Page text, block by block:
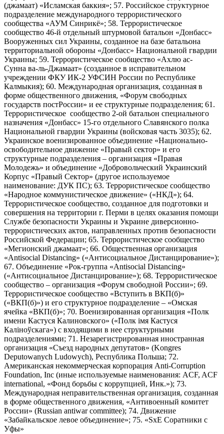
(джамаат) «Исламская баккия»; 57. Российское структурное
подразделение международного террористического
сообщества «АУМ Синрикё»; 58. Террористическое
сообщество 46-й отдельный штурмовой батальон «Донбасс»
Вооруженных сил Украины, созданное на базе батальона
территориальной обороны «Донбасс» Национальной гвардии
Украины; 59. Террористическое сообщество «Ахлю ас-
Сунна ва-ль-Джамаат» (созданное в исправительном
учреждении ФКУ ИК-2 УФСИН России по Республике
Калмыкия); 60. Международная организация, созданная в
форме общественного движения, «Форум свободных
государств постРоссии» и ее структурные подразделения; 61.
Террористическое сообщество 2-ой батальон специального
назначения «Донбасс» 15-го отдельного Славянского полка
Национальной гвардии Украины (войсковая часть 3035); 62.
Украинское военизированное объединение «Национально-
освободительное движение «Правый сектор» и его
структурные подразделения – организация «Правая
Молодежь» и объединение «Добровольческий Украинский
Корпус «Правый Сектор» (другое используемое
наименование: ДУК ПС); 63. Террористическое сообщество
«Народное коммунистическое движение» («НКД»); 64.
Террористическое сообщество, созданное для подготовки и
совершения на территории г. Перми в целях оказания помощи
Службе безопасности Украины и Украине диверсионно-
террористических актов, направленных против безопасности
Российской Федерации; 65. Террористическое сообщество
«Мегионский джамаат»; 66. Общественная организация
«Antisocial Distancing» («Антисоциальное Дистанцирование»);
67. Объединение «Рок-группа «Antisocial Distancing»
(«Антисоциальное Дистанцирование»); 68. Террористическое
сообщество – организация «Форум свободной России»; 69.
Террористическое сообщество «Вступить в ВКП(б)»
(«ВКП(б)») и его структурное подразделение – «Омская
ячейка «ВКП(б)»; 70. Военизированная организация «Полк
имени Кастуся Калиновского» («Полк iмя Кастуся
Калiноўскага») с входящими в нее структурными
подразделениями; 71. Незарегистрированная иностранная
организация «Съезд народных депутатов» (Kongres
Deputowanych Ludowych), Республика Польша; 72.
Американская некоммерческая корпорация Anti-Corruption
Foundation, Inc (иные используемые наименования: ACF, ACF
international, «Фонд борьбы с коррупцией, Инк.»); 73.
Международная неправительственная организация, созданная
в форме общественного движения, «Антивоенный комитет
России» (Russian antiwar committee); 74. Движение
«Забайкальское левое объединение»; 75. «SxE Соратники с
Уфы»